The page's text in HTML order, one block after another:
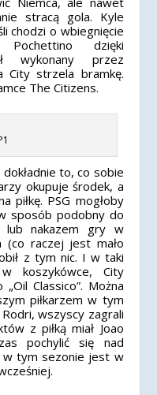
stracą gola. Kyle
chodzi o wbiegnięcie
dzięki
wykonany przez
City strzela bramkę.
The Citizens.
to, co sobie
okupuje środek, a
piłkę. PSG mogłoby
sposób podobny do
lub nakazem gry w
(co raczej jest mało
z tym nic. I w taki
koszykówce, City
Classico”. Można
piłkarzem w tym
wszyscy zagrali
z piłką miał Joao
pochylić się nad
w tym sezonie jest w